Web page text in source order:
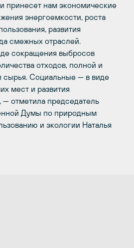
принесет нам экономические
энергоемкости, роста
развития
смежных отраслей.
сокращения выбросов
отходов, полной и
сырья. Социальные — в виде
мест и развития
— отметила председатель
Думы по природным
и экологии Наталья